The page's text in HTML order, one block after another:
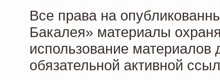
Все права на
Бакалея» материалы
использование материалов
обязательной активной